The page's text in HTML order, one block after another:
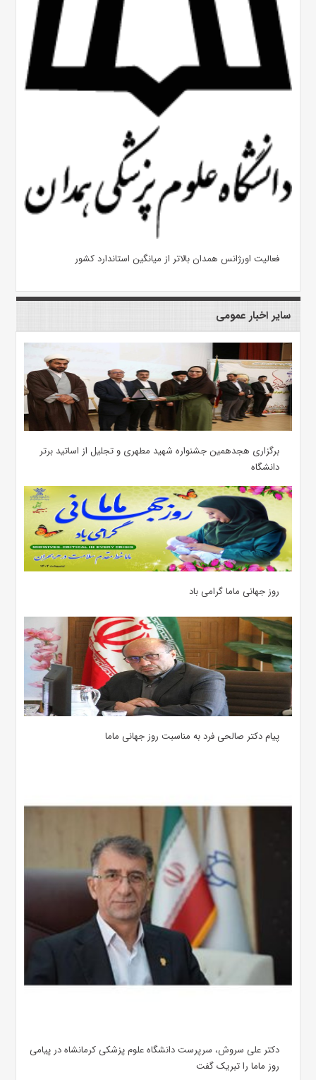
فعالیت اورژانس همدان بالاتر از میانگین استاندارد کشور
سایر اخبار عمومی
برگزاری هجدهمین جشنواره شهید مطهری و تجلیل از اساتید برتر
دانشگاه
روز جهانی ماما گرامی باد
پیام دکتر صالحی فرد به مناسبت روز جهانی ماما
دکتر علی سروش، سرپرست دانشگاه علوم پزشکی کرمانشاه در پیامی
روز ماما را تبریک گفت